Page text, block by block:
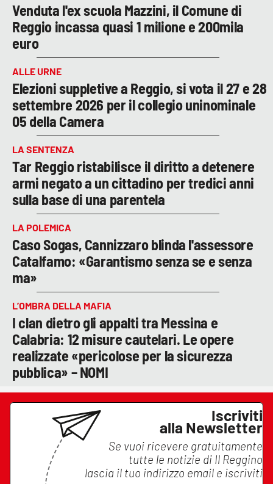
Venduta l'ex scuola Mazzini, il Comune di
Reggio incassa quasi 1 milione e 200mila
euro
ALLE URNE
Elezioni suppletive a Reggio, si vota il 27 e 28
settembre 2026 per il collegio uninominale
05 della Camera
LA SENTENZA
Tar Reggio ristabilisce il diritto a detenere
armi negato a un cittadino per tredici anni
sulla base di una parentela
LA POLEMICA
Caso Sogas, Cannizzaro blinda l'assessore
Catalfamo: «Garantismo senza se e senza
ma»
L’OMBRA DELLA MAFIA
I clan dietro gli appalti tra Messina e
Calabria: 12 misure cautelari. Le opere
realizzate «pericolose per la sicurezza
pubblica» – NOMI
Iscriviti
alla Newsletter
Se vuoi ricevere gratuitamente
tutte le notizie di Il Reggino
lascia il tuo indirizzo email e iscriviti